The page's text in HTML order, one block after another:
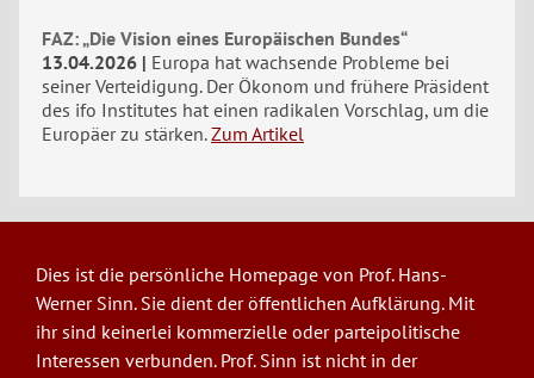
FAZ: „Die Vision eines Europäischen Bundes“
13.04.2026
Europa hat wachsende Probleme bei
seiner Verteidigung. Der Ökonom und frühere Präsident
des ifo Institutes hat einen radikalen Vorschlag, um die
Europäer zu stärken. Zum Artikel
Dies ist die persönliche Homepage von Prof. Hans-
Werner Sinn. Sie dient der öffentlichen Aufklärung. Mit
ihr sind keinerlei kommerzielle oder parteipolitische
Interessen verbunden. Prof. Sinn ist nicht in der